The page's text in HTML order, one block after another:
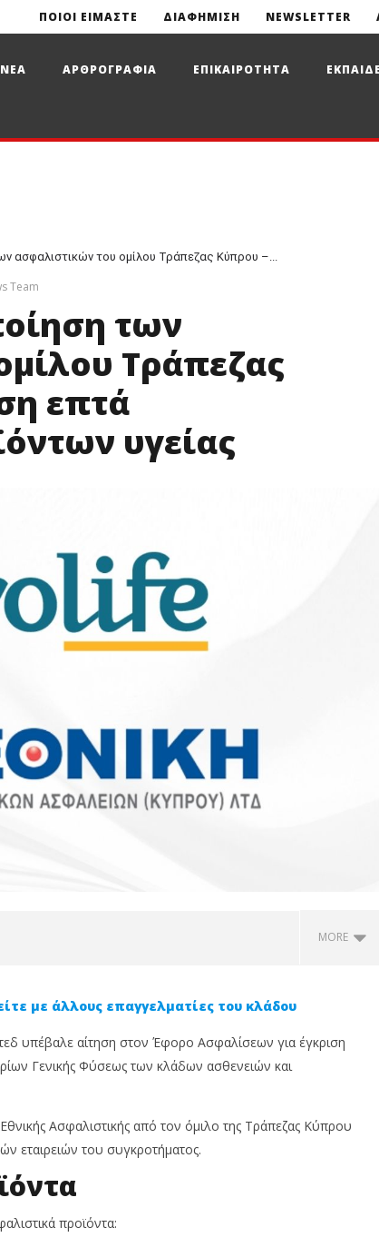
ΠΟΙΟΙ ΕΙΜΑΣΤΕ ΔΙΑΦΗΜΙΣΗ NEWSLETTER
ΑΡΘΡΟΓΡΑΦΙΑ ΕΠΙΚΑΙΡΟΤΗΤΑ
ασφαλιστικών του ομίλου Τράπεζας Κύπρου –...
Team
των
Τράπεζας
επτά
υγείας
MORE
διακοπές;
την επιχείρησή
SoEasy Insurance: 5 λόγοι που
με άλλους επαγγελματίες του κλάδου
υπέβαλε αίτηση στον Έφορο Ασφαλίσεων για έγκριση
Γενικής Φύσεως των κλάδων ασθενειών και
Ασφαλιστικής από τον όμιλο της Τράπεζας Κύπρου
εταιρειών του συγκροτήματος.
προϊόντα: